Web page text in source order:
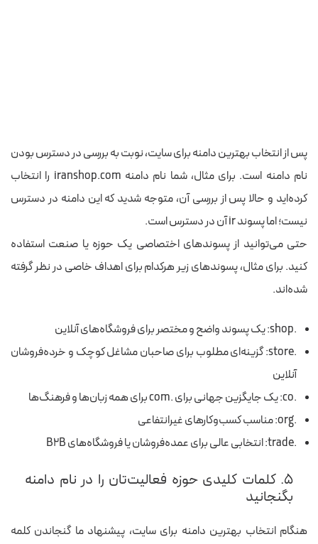
پس از انتخاب بهترین دامنه برای سایت، نوبت به بررسی در دسترس بودن
نام دامنه است. برای مثال، شما نام دامنه iranshop.com را انتخاب
کرده‌اید و حالا پس از بررسی آن، متوجه شدید که این دامنه در دسترس
نیست؛ اما پسوند ir آن در دسترس است.
حتی می‌توانید از پسوندهای اختصاصی یک حوزه یا صنعت استفاده
کنید. برای مثال، پسوندهای زیر هرکدام برای اهداف خاصی در نظر گرفته
شده‌اند.
.shop: یک پسوند واضح و مختصر برای فروشگاه‌های آنلاین
.store: گزینه‌ای مطلوب برای صاحبان مشاغل کوچک و خرده‌فروشان
آنلاین
.co: یک جایگزین جهانی برای .com برای همه زبان‌ها و فرهنگ‌ها
.org: مناسب کسب‌وکارهای غیرانتفاعی
.trade: انتخابی عالی برای عمده‌فروشان یا فروشگاه‌های B2B
۵. کلمات کلیدی حوزه فعالیت‌تان را در نام دامنه
بگنجانید
هنگام انتخاب بهترین دامنه برای سایت، پیشنهاد ما گنجاندن کلمه